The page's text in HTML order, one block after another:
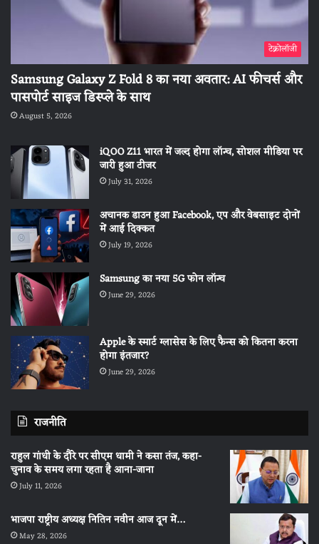
टेक्नोलॉजी
Samsung Galaxy Z Fold 8 का नया अवतार: AI फीचर्स और
पासपोर्ट साइज डिस्प्ले के साथ
August 5, 2026
iQOO Z11 भारत में जल्द होगा लॉन्च, सोशल मीडिया पर
जारी हुआ टीजर
July 31, 2026
अचानक डाउन हुआ Facebook, एप और वेबसाइट दोनों
में आई दिक्कत
July 19, 2026
Samsung का नया 5G फोन लॉन्च
June 29, 2026
Apple के स्मार्ट ग्लासेस के लिए फैन्स को कितना करना
होगा इंतजार?
June 29, 2026
राजनीति
राहुल गांधी के दौरे पर सीएम धामी ने कसा तंज, कहा-
चुनाव के समय लगा रहता है आना-जाना
July 11, 2026
भाजपा राष्ट्रीय अध्यक्ष नितिन नवीन आज दून में…
May 28, 2026